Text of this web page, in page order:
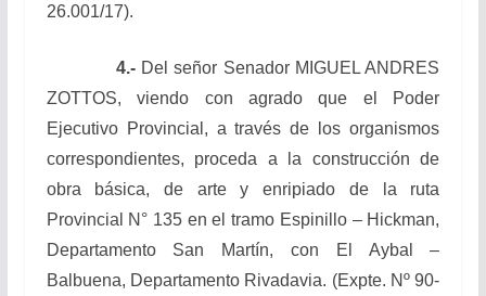
26.001/17).
4.-Del señor Senador MIGUEL ANDRES
ZOTTOS, viendo con agrado que el Poder
Ejecutivo Provincial, a través de los organismos
correspondientes, proceda a la construcción de
obra básica, de arte y enripiado de la ruta
Provincial N° 135 en el tramo Espinillo – Hickman,
Departamento San Martín, con El Aybal –
Balbuena, Departamento Rivadavia. (Expte. Nº 90-